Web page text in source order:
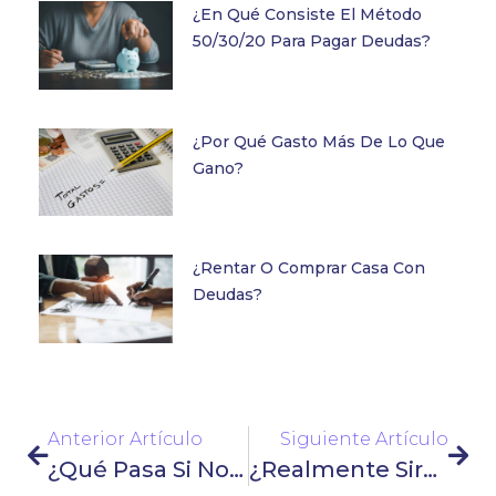
¿En Qué Consiste El Método
50/30/20 Para Pagar Deudas?
¿Por Qué Gasto Más De Lo Que
Gano?
¿Rentar O Comprar Casa Con
Deudas?
Anterior Artículo
¿Qué Pasa Si No Pago Un Préstamo En Banco Azteca?
Siguiente Artículo
¿Realmente Sirve Curadeuda?